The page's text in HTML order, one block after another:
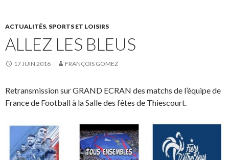
ACTUALITÉS, SPORTS ET LOISIRS
ALLEZ LES BLEUS
17 JUIN 2016 FRANÇOIS GOMEZ
Retransmission sur GRAND ECRAN des matchs de l’équipe de
France de Football à la Salle des fêtes de Thiescourt.